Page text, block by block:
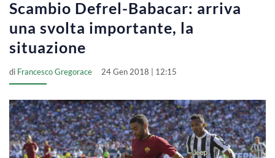
Scambio Defrel-Babacar: arriva
una svolta importante, la
situazione
di Francesco Gregorace 24 Gen 2018 | 12:15